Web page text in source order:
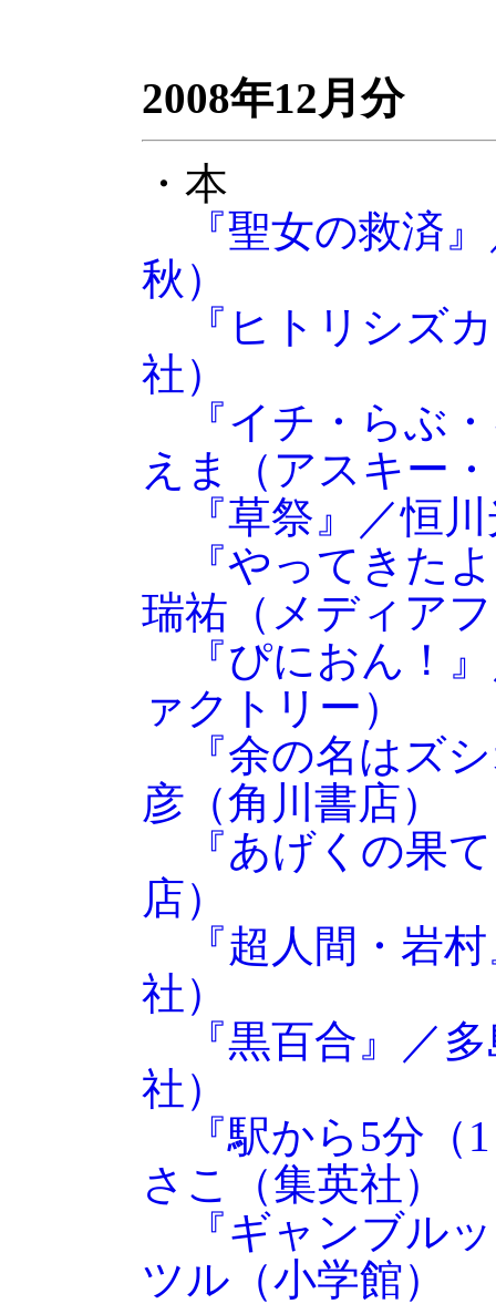
2008年12月分
・本
『聖女の救済
秋）
『ヒトリシズ
社）
『イチ・らぶ
えま（アスキー
『草祭』／恒
『やってきた
瑞祐（メディア
『ぴにおん！
ァクトリー）
『余の名はズ
彦（角川書店）
『あげくの果
店）
『超人間・岩
社）
『黒百合』／
社）
『駅から5分
さこ（集英社）
『ギャンブル
ツル（小学館）